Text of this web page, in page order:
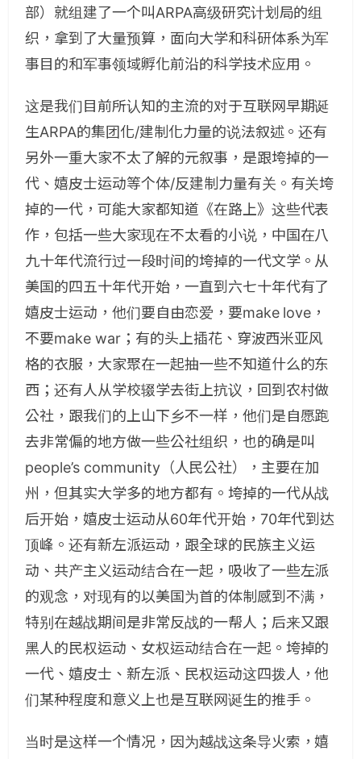
部）就组建了一个叫ARPA高级研究计划局的组
织，拿到了大量预算，面向大学和科研体系为军
事目的和军事领域孵化前沿的科学技术应用。
这是我们目前所认知的主流的对于互联网早期诞
生ARPA的集团化/建制化力量的说法叙述。还有
另外一重大家不太了解的元叙事，是跟垮掉的一
代、嬉皮士运动等个体/反建制力量有关。有关垮
掉的一代，可能大家都知道《在路上》这些代表
作，包括一些大家现在不太看的小说，中国在八
九十年代流行过一段时间的垮掉的一代文学。从
美国的四五十年代开始，一直到六七十年代有了
嬉皮士运动，他们要自由恋爱，要make love，
不要make war；有的头上插花、穿波西米亚风
格的衣服，大家聚在一起抽一些不知道什么的东
西；还有人从学校辍学去街上抗议，回到农村做
公社，跟我们的上山下乡不一样，他们是自愿跑
去非常偏的地方做一些公社组织，也的确是叫
people’s community（人民公社），主要在加
州，但其实大学多的地方都有。垮掉的一代从战
后开始，嬉皮士运动从60年代开始，70年代到达
顶峰。还有新左派运动，跟全球的民族主义运
动、共产主义运动结合在一起，吸收了一些左派
的观念，对现有的以美国为首的体制感到不满，
特别在越战期间是非常反战的一帮人；后来又跟
黑人的民权运动、女权运动结合在一起。垮掉的
一代、嬉皮士、新左派、民权运动这四拨人，他
们某种程度和意义上也是互联网诞生的推手。
当时是这样一个情况，因为越战这条导火索，嬉